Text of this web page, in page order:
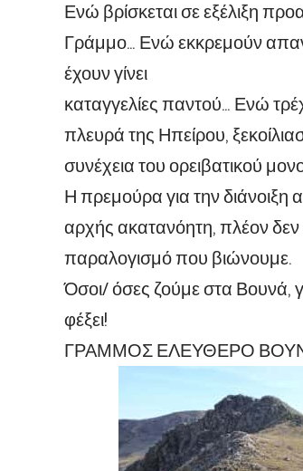
Ενώ βρίσκεται σε εξέλιξη
Γράμμο… Ενώ εκκρεμούν
έχουν γίνει
καταγγελίες παντού… Ενώ
πλευρά της Ηπείρου,
συνέχεια του ορειβατικού
Η πρεμούρα για την
αρχής ακατανόητη, πλέον
παραλογισμό που βιώνουμε.
Όσοι/ όσες ζούμε στα Βουνά,
φέξει!
ΓΡΑΜΜΟΣ ΕΛΕΥΘΕΡΟ